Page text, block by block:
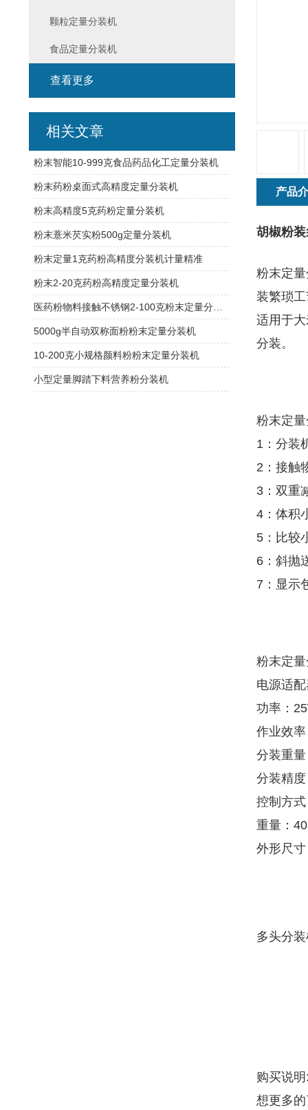
产品
胡椒粉
粉末定
装繁琐
适用于
分装。
粉末定
1：分装
2：接触
3：双重
4：体积
5：比较
6：斜抛
7：显示
粉末定
电源适
功率：
作业效
分装重
分装精
控制方
重量：
外形尺
多头分
购买说明
想更多
颗粒定量分装机
食品定量分装机
查看更多
相关文章
粉末智能10-999克食品药品化工定量分装机
粉末药粉桌面式高精度定量分装机
粉末高精度5克药粉定量分装机
粉末薏米芡实粉500g定量分装机
粉末定量1克药粉高精度分装机计量精准
粉末2-20克药粉高精度定量分装机
5000g半自动双称面粉粉末定量分装机
10-200克小规格颜料粉粉末定量分装机
小型定量脚踏下料营养粉分装机